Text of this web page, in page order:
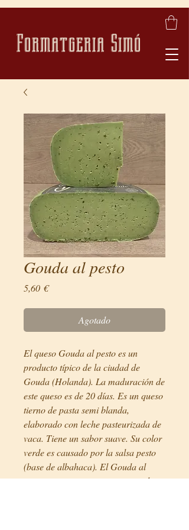
Formatgeria Simó
Gouda al pesto
5,60 €Precio
Agotado
El queso Gouda al pesto es un
producto típico de la ciudad de
Gouda (Holanda). La maduración de
este queso es de 20 días. Es un queso
tierno de pasta semi blanda,
elaborado con leche pasteurizada de
vaca. Tiene un sabor suave. Su color
verde es causado por la salsa pesto
(base de albahaca). El Gouda al
pesto es un queso suave con mucho